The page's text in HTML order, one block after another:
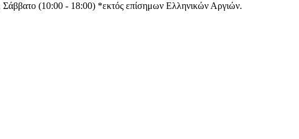
Σάββατο (10:00 - 18:00) *εκτός επίσημων Ελληνικών Αργιών.